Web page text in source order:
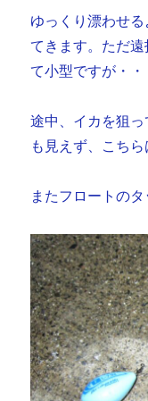
ゆっくり漂わせ
てきます。ただ
て小型ですが・・
途中、イカを狙
も見えず、こちら
またフロートの